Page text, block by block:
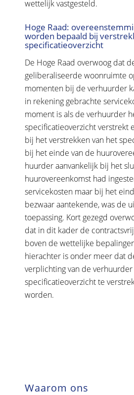
wettelijk vastgesteld.
Hoge Raad:
worden bepaald bij
specificatieoverzicht
De Hoge Raad overwoog dat
geliberaliseerde woonruimte
momenten bij de verhuurder
in rekening gebrachte
moment is als de verhuurder
specificatieoverzicht verstrekt
bij het verstrekken van het
bij het einde van de
huurder aanvankelijk bij het
huurovereenkomst had
servicekosten maar bij het
bezwaar aantekende, was de
toepassing. Kort gezegd
dat in dit kader de
boven de wettelijke
hierachter is onder meer dat
verplichting van de
specificatieoverzicht te
worden.
Waarom ons